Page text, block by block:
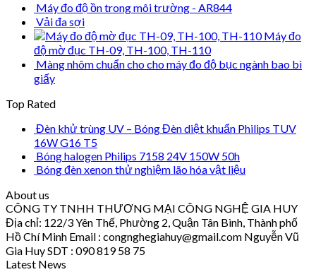
Máy đo độ ồn trong môi trường - AR844
Vải đa sợi
Máy đo
độ mờ đục TH-09, TH-100, TH-110
Màng nhôm chuẩn cho cho máy đo độ bục ngành bao bì
giấy
Top Rated
Đèn khử trùng UV – Bóng Đèn diệt khuẩn Philips TUV
16W G16 T5
Bóng halogen Philips 7158 24V 150W 50h
Bóng đèn xenon thử nghiệm lão hóa vật liệu
About us
CÔNG TY TNHH THƯƠNG MẠI CÔNG NGHỆ GIA HUY
Địa chỉ: 122/3 Yên Thế, Phường 2, Quận Tân Bình, Thành phố
Hồ Chí Minh Email : congnghegiahuy@gmail.com Nguyễn Vũ
Gia Huy SDT : 090 819 58 75
Latest News